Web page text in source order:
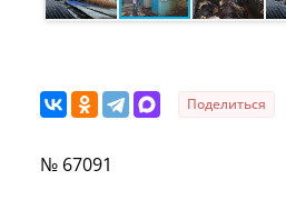
Поделиться
№ 67091